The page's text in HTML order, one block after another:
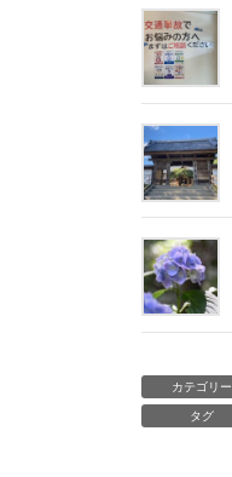
カテゴリー
タグ